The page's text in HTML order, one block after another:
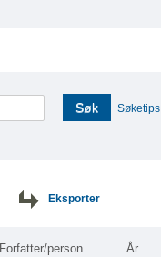
Søk Søketips
Eksporter
Forfatter/person År